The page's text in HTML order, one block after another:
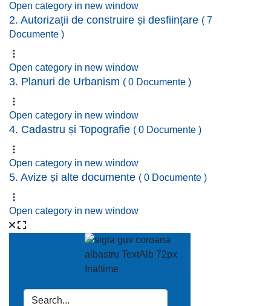
Open category in new window
2. Autorizații de construire și desființare ( 7
Documente )
Open category in new window
3. Planuri de Urbanism ( 0 Documente )
Open category in new window
4. Cadastru și Topografie ( 0 Documente )
Open category in new window
5. Avize și alte documente ( 0 Documente )
Open category in new window